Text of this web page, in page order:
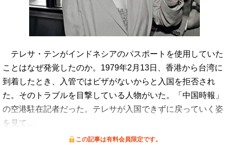
テレサ・テンがインドネシアのパスポートを使用していた
ことはなぜ発覚したのか。1979年2月13日、香港から台湾に
到着したとき、入管ではビザがないからと入国を拒否され
た。そのトラブルを目撃している人物がいた。「中国時報」
の空港駐在記者だった。テレサが入国できずに戻っていく姿
を見て…
この記事は有料会員限定です。